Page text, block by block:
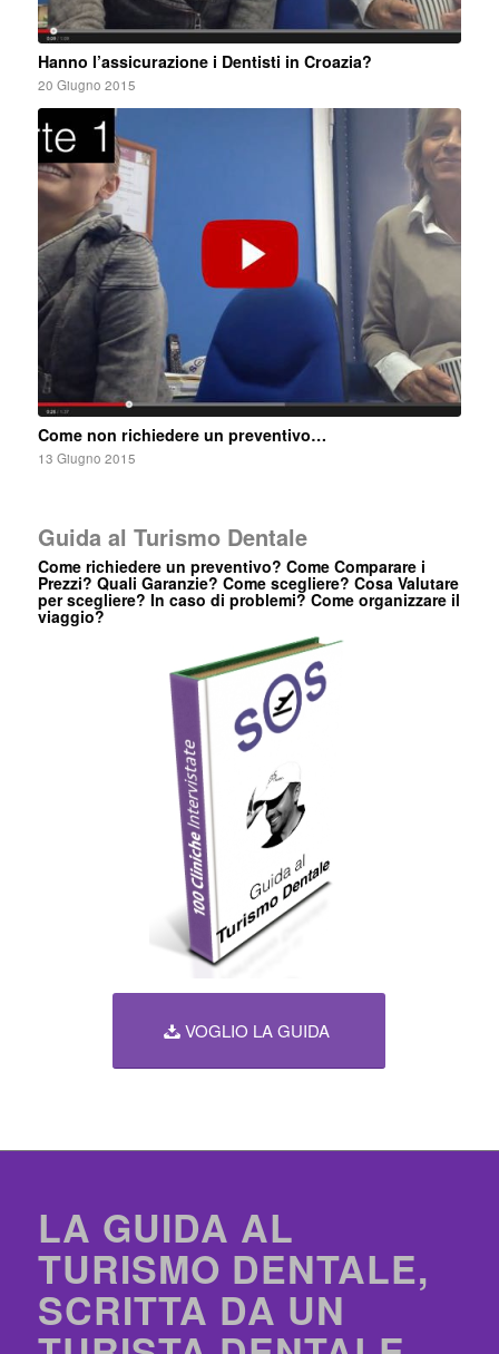
Hanno l’assicurazione i Dentisti in Croazia?
20 Giugno 2015
Come non richiedere un preventivo…
13 Giugno 2015
Guida al Turismo Dentale
Come richiedere un preventivo? Come Comparare i
Prezzi? Quali Garanzie? Come scegliere? Cosa Valutare
per scegliere? In caso di problemi? Come organizzare il
viaggio?
VOGLIO LA GUIDA
LA GUIDA AL
TURISMO DENTALE,
SCRITTA DA UN